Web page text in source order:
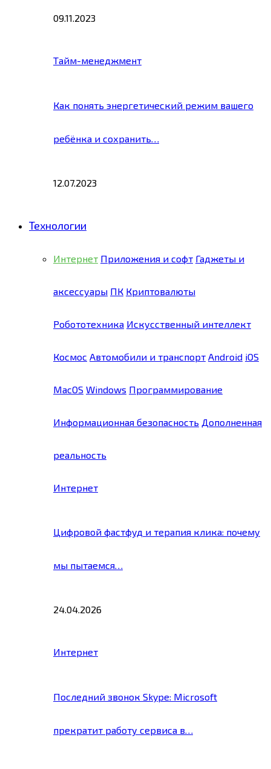
09.11.2023
Тайм-менеджмент
Как понять энергетический режим вашего
ребёнка и сохранить…
12.07.2023
Технологии
Интернет Приложения и софт Гаджеты и
аксессуары ПК Криптовалюты
Робототехника Искусственный интеллект
Космос Автомобили и транспорт Android iOS
MacOS Windows Программирование
Информационная безопасность Дополненная
реальность
Интернет
Цифровой фастфуд и терапия клика: почему
мы пытаемся…
24.04.2026
Интернет
Последний звонок Skype: Microsoft
прекратит работу сервиса в…